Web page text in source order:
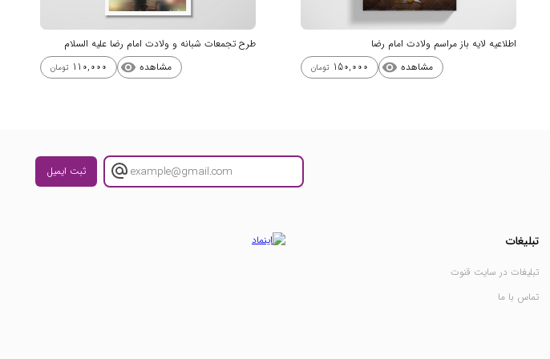
اطلاعیه لایه باز مراسم ولادت امام رضا
مشاهده visibility
150,000 تومان
طرح تجمعات شبانه و ولادت امام رضا علیه السلام
مشاهده visibility
110,000 تومان
ثبت ایمیل
تبلیغات
تبلیغات در سایت قنوت
تماس با ما